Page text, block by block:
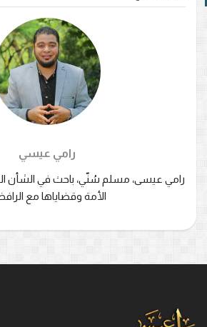
رامي عيسي
رامي عيسى، مسلم سُنّي، باحث في الشأن
الأمة وقضاياها مع